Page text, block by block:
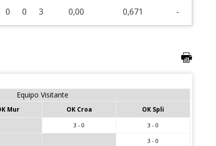
0 0 3 0,00 0,671 -
Equipo Visitante
Mur OK Croa OK Spli
3 - 0 3 - 0
3 - 0